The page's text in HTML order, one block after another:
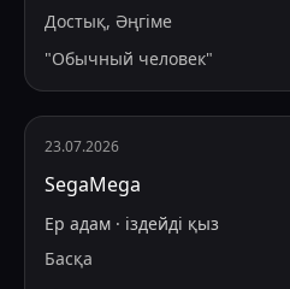
Достық, Әңгіме
"Обычный человек"
23.07.2026
SegaMega
Ер адам · іздейді қыз
Басқа